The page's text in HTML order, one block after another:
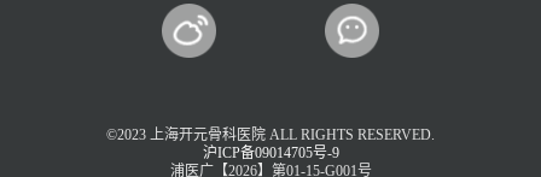
©2023 上海开元骨科医院 ALL RIGHTS RESERVED.
沪ICP备09014705号-9
浦医广【2026】第01-15-G001号